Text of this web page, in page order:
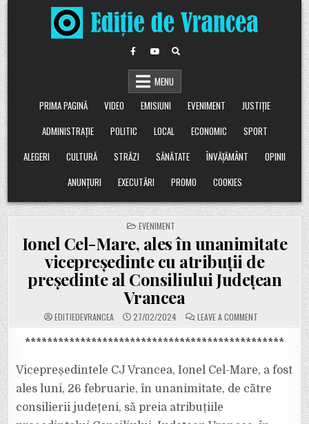
Skip
to
content
MENU
PRIMA PAGINĂ
VIDEO EMISIUNI EVENIMENT
JUSTIȚIE
ADMINISTRAȚIE
POLITIC LOCAL ECONOMIC
SPORT
ALEGERI
CULTURĂ STRĂZI SĂNĂTATE ÎNVĂȚĂMÂNT
OPINII
ANUNȚURI
EXECUTĂRI PROMO COOKIES
POSTED
IN
EVENIMENT
Ionel Cel-Mare, ales în unanimitate
vicepreședinte cu atribuții de
președinte al Consiliului Județean
Vrancea
EDITIEDEVRANCEA 27/02/2024 LEAVE A COMMENT
IONEL
MARE,
UNANIMITATE
CU
ATRIBUȚII
***********************************************
Vicepreședintele CJ Vrancea, Ionel Cel-Mare, a fost
ales luni, 26 februarie, în unanimitate, de către
consilierii județeni, să preia atribuțiile